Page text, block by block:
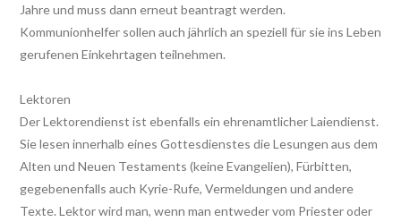
Jahre und muss dann erneut beantragt werden.
Kommunionhelfer sollen auch jährlich an speziell für sie ins Leben
gerufenen Einkehrtagen teilnehmen.
Lektoren
Der Lektorendienst ist ebenfalls ein ehrenamtlicher Laiendienst.
Sie lesen innerhalb eines Gottesdienstes die Lesungen aus dem
Alten und Neuen Testaments (keine Evangelien), Fürbitten,
gegebenenfalls auch Kyrie-Rufe, Vermeldungen und andere
Texte. Lektor wird man, wenn man entweder vom Priester oder